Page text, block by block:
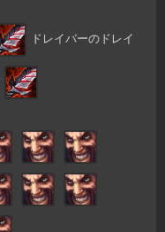
ドレイバーのドレイ